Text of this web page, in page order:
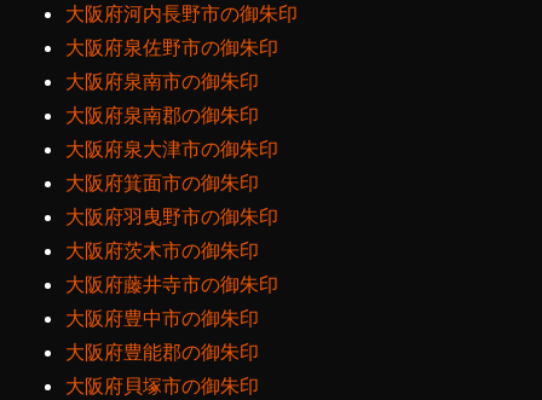
大阪府河内長野市の御朱印
大阪府泉佐野市の御朱印
大阪府泉南市の御朱印
大阪府泉南郡の御朱印
大阪府泉大津市の御朱印
大阪府箕面市の御朱印
大阪府羽曳野市の御朱印
大阪府茨木市の御朱印
大阪府藤井寺市の御朱印
大阪府豊中市の御朱印
大阪府豊能郡の御朱印
大阪府貝塚市の御朱印